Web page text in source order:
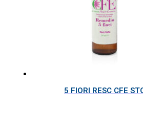
5 FIORI RESC CFE